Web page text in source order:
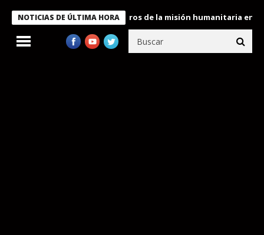
NOTICIAS DE ÚLTIMA HORA
condecora a miembros de la misión humanitaria enviada a